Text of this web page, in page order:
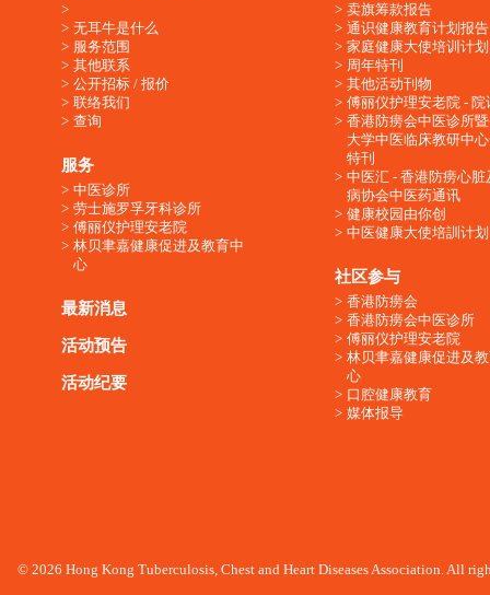
无耳牛是什么
服务范围
其他联系
公开招标 / 报价
联络我们
查询
服务
中医诊所
劳士施罗孚牙科诊所
傅丽仪护理安老院
林贝聿嘉健康促进及教育中
心
最新消息
活动预告
活动纪要
卖旗筹款报告
通识健康教育计划报告
家庭健康大使培训计划
周年特刊
其他活动刊物
傅丽仪护理安老院 - 院
香港防痨会中医诊所
大学中医临床教研中
特刊
中医汇 - 香港防痨心脏
病协会中医药通讯
健康校园由你创
中医健康大使培訓计划
社区参与
香港防痨会
香港防痨会中医诊所
傅丽仪护理安老院
林贝聿嘉健康促进及
心
口腔健康教育
媒体报导
© 2026 Hong Kong Tuberculosis, Chest and Heart Diseases Association. All